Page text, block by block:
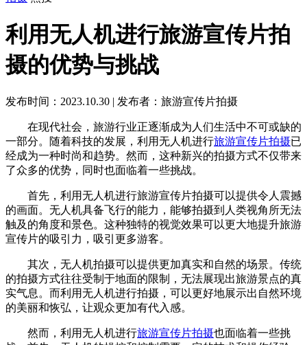
利用无人机进行旅游宣传片拍
摄的优势与挑战
发布时间：2023.10.30 | 发布者：旅游宣传片拍摄
在现代社会，旅游行业正逐渐成为人们生活中不可或缺的
一部分。随着科技的发展，利用无人机进行旅游宣传片拍摄已
经成为一种时尚和趋势。然而，这种新兴的拍摄方式不仅带来
了众多的优势，同时也面临着一些挑战。
首先，利用无人机进行旅游宣传片拍摄可以提供令人震撼
的画面。无人机具备飞行的能力，能够拍摄到人类视角所无法
触及的角度和景色。这种独特的视觉效果可以更大地提升旅游
宣传片的吸引力，吸引更多游客。
其次，无人机拍摄可以提供更加真实和自然的场景。传统
的拍摄方式往往受制于地面的限制，无法展现出旅游景点的真
实气息。而利用无人机进行拍摄，可以更好地展示出自然环境
的美丽和恢弘，让观众更加有代入感。
然而，利用无人机进行旅游宣传片拍摄也面临着一些挑